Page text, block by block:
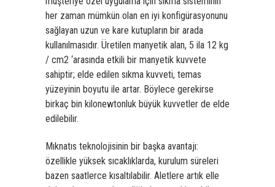
her zaman mümkün olan en iyi konfigürasyonunu
sağlayan uzun ve kare kutupların bir arada
kullanılmasıdır. Üretilen manyetik alan, 5 ila 12 kg
/ cm2 ‘arasında etkili bir manyetik kuvvete
sahiptir; elde edilen sıkma kuvveti, temas
yüzeyinin boyutu ile artar. Böylece gerekirse
birkaç bin kilonewtonluk büyük kuvvetler de elde
edilebilir.
Mıknatıs teknolojisinin bir başka avantajı:
özellikle yüksek sıcaklıklarda, kurulum süreleri
bazen saatlerce kısaltılabilir. Aletlere artık elle